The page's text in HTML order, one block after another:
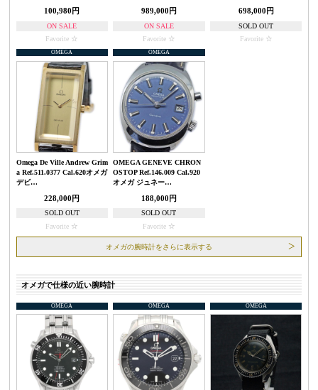
100,980円
ON SALE
Favorite
989,000円
ON SALE
Favorite
698,000円
SOLD OUT
Favorite
OMEGA
Omega De Ville Andrew Grim
a Ref.511.0377 Cal.620オメガ
デビ…
228,000円
SOLD OUT
Favorite
OMEGA
OMEGA GENEVE CHRON
OSTOP Ref.146.009 Cal.920
オメガ ジュネー…
188,000円
SOLD OUT
Favorite
オメガの腕時計をさらに表示する
オメガで仕様の近い腕時計
OMEGA OMEGA OMEGA